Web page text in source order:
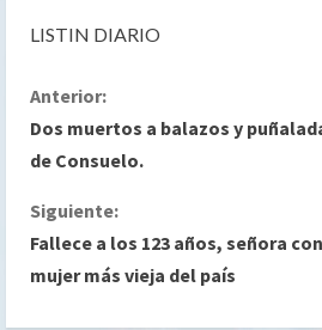
LISTIN DIARIO
S
i
g
u
Anterior:
Dos muertos a balazos y
de Consuelo.
Siguiente:
Fallece a los 123 años, señora
mujer más vieja del país